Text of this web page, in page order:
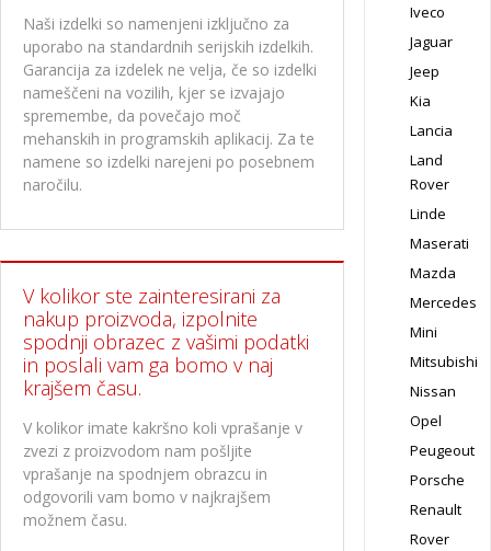
Naši izdelki so namenjeni izključno za
uporabo na standardnih serijskih izdelkih.
Garancija za izdelek ne velja, če so izdelki
nameščeni na vozilih, kjer se izvajajo
spremembe, da povečajo moč
mehanskih in programskih aplikacij. Za te
namene so izdelki narejeni po posebnem
naročilu.
V kolikor ste zainteresirani za
nakup proizvoda, izpolnite
spodnji obrazec z vašimi podatki
in poslali vam ga bomo v naj
krajšem času.
V kolikor imate kakršno koli vprašanje v
zvezi z proizvodom nam pošljite
vprašanje na spodnjem obrazcu in
odgovorili vam bomo v najkrajšem
možnem času.
Iveco
Jaguar
Jeep
Kia
Lancia
Land
Rover
Linde
Maserati
Mazda
Mercedes
Mini
Mitsubishi
Nissan
Opel
Peugeout
Porsche
Renault
Rover